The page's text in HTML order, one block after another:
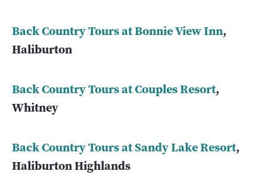
Back Country Tours at Bonnie View Inn,
Haliburton
Back Country Tours at Couples Resort,
Whitney
Back Country Tours at Sandy Lake Resort,
Haliburton Highlands